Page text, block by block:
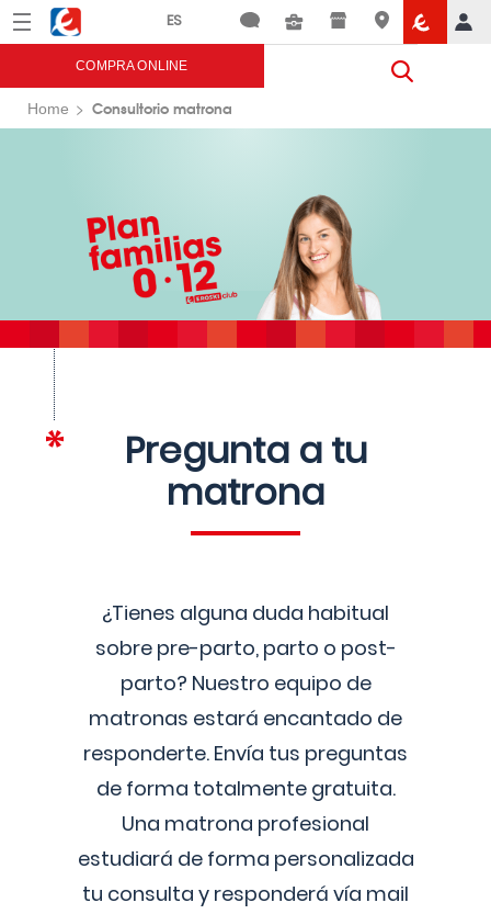
Menú Eroski
COMPRA ONLINE
Home Consultorio matrona
Pregunta a tu
matrona
¿Tienes alguna duda habitual
sobre pre-parto, parto o post-
parto? Nuestro equipo de
matronas estará encantado de
responderte. Envía tus preguntas
de forma totalmente gratuita.
Una matrona profesional
estudiará de forma personalizada
tu consulta y responderá vía mail